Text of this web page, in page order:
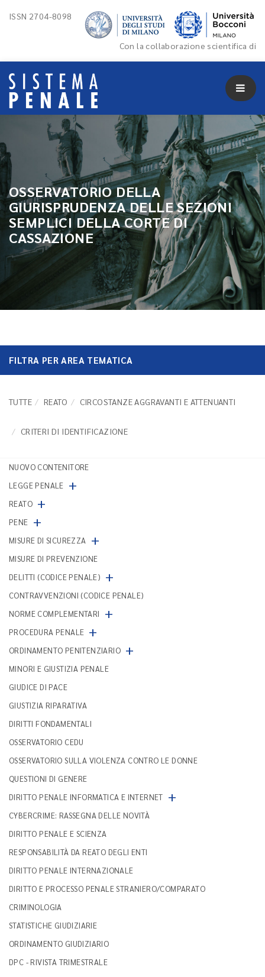
ISSN 2704-8098
Con la collaborazione scientifica di
OSSERVATORIO DELLA
GIURISPRUDENZA DELLE SEZIONI
SEMPLICI DELLA CORTE DI
CASSAZIONE
FILTRA PER AREA TEMATICA
TUTTE REATO CIRCOSTANZE AGGRAVANTI E ATTENUANTI
CRITERI DI IDENTIFICAZIONE
NUOVO CONTENITORE
LEGGE PENALE +
REATO +
PENE +
MISURE DI SICUREZZA +
MISURE DI PREVENZIONE
DELITTI (CODICE PENALE) +
CONTRAVVENZIONI (CODICE PENALE)
NORME COMPLEMENTARI
+
PROCEDURA PENALE +
ORDINAMENTO PENITENZIARIO +
MINORI E GIUSTIZIA PENALE
GIUDICE DI PACE
GIUSTIZIA RIPARATIVA
DIRITTI FONDAMENTALI
OSSERVATORIO CEDU
OSSERVATORIO SULLA VIOLENZA CONTRO LE DONNE
QUESTIONI DI GENERE
DIRITTO PENALE INFORMATICA E INTERNET +
CYBERCRIME: RASSEGNA DELLE NOVITÀ
DIRITTO PENALE E SCIENZA
RESPONSABILITÀ DA REATO DEGLI ENTI
DIRITTO PENALE INTERNAZIONALE
DIRITTO E PROCESSO PENALE STRANIERO/COMPARATO
CRIMINOLOGIA
STATISTICHE GIUDIZIARIE
ORDINAMENTO GIUDIZIARIO
DPC - RIVISTA TRIMESTRALE